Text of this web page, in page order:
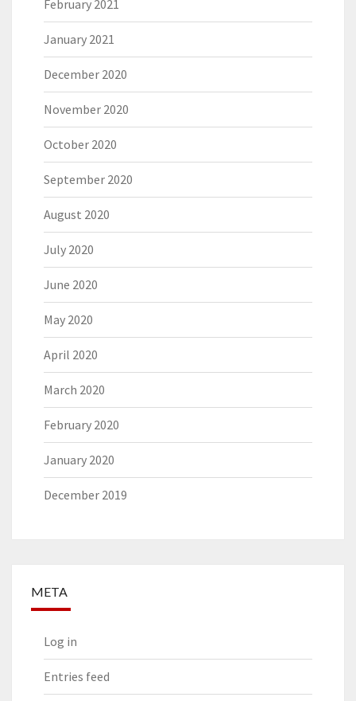
February 2021
January 2021
December 2020
November 2020
October 2020
September 2020
August 2020
July 2020
June 2020
May 2020
April 2020
March 2020
February 2020
January 2020
December 2019
META
Log in
Entries feed